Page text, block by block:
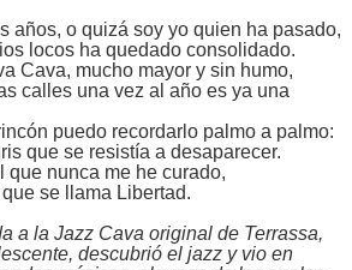
años, o quizá soy yo quien ha pasado,
locos ha quedado consolidado.
Cava, mucho mayor y sin humo,
calles una vez al año es ya una
puedo recordarlo palmo a palmo:
que se resistía a desaparecer.
que nunca me he curado,
se llama Libertad.
a la Jazz Cava original de Terrassa,
descubrió el jazz y vio en